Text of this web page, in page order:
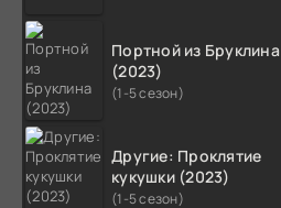
Портной из Бруклина
(2023)
(1-5 сезон)
Другие: Проклятие
кукушки (2023)
(1-5 сезон)